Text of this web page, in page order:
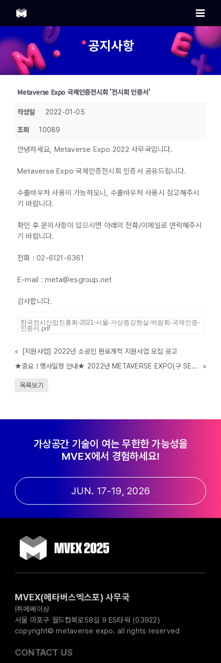
content
공지사항
Metaverse Expo 국제인증전시회 '전시회 인증서'
작성일 2022-01-05
조회 10089
안녕하세요, Metaverse Expo 2022 사무국입니다.
Metaverse Expo 국제인증전시회 인증서 공유드립니다.
수출바우처 사용이 가능하오니, 수출바우처 사용시 참고해주시
기 바랍니다.
확인 후 문의사항이 있으시면 아래의 전화/이메일로 연락해주시
기 바랍니다.
전화 : 02-6121-6361
E-mail : meta@esgroup.net
감사합니다.
한국전시산업진흥회-2021-서울-가상증강현실-박람회-국제인증-
인증서.pdf
«
[지원사업] 2022년 소공인 판로개척 지원사업 모집 공고
★중요ㅣ행사일정 안내★ 2022년 METAVERSE EXPO(구 SEOUL VR AR EXPO) 일정 안내
»
목록보기
가상공간 기술이 여는 무한한 가능성을
MVEX에서 경험하세요!
JUN. 17-19, 2026
MVEX(메타버스엑스포) 사무국
㈜메쎄이상
서울 마포구 월드컵북로58길 9 ES타워 (03922)
copyright© metaverse expo. all rights reserved
CONTACT US